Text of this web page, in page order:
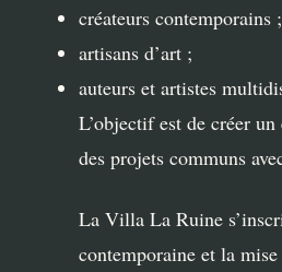
créateurs contemporains ;
artisans d’art ;
auteurs et artistes
L’objectif est de créer
des projets communs
La Villa La Ruine
contemporaine et la